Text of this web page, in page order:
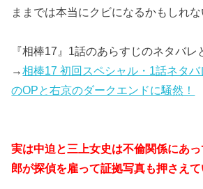
ままでは本当にクビになるかもしれ
『相棒17』1話のあらすじのネタバレ
→相棒17 初回スペシャル・1話ネタ
のOPと右京のダークエンドに騒然！
実は中迫と三上女史は不倫関係にあ
郎が探偵を雇って証拠写真も押さえて